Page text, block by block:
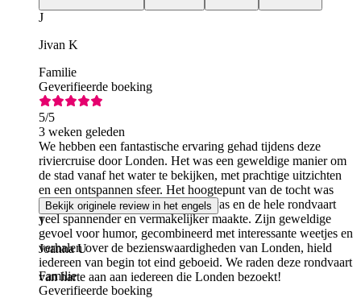
J
Jivan K
Familie
Geverifieerde boeking
5/5
3 weken geleden
We hebben een fantastische ervaring gehad tijdens deze
riviercruise door Londen. Het was een geweldige manier om
de stad vanaf het water te bekijken, met prachtige uitzichten
en een ontspannen sfeer. Het hoogtepunt van de tocht was
onze gids, die ontzettend grappig was en de hele rondvaart
veel spannender en vermakelijker maakte. Zijn geweldige
gevoel voor humor, gecombineerd met interessante weetjes en
verhalen over de bezienswaardigheden van Londen, hield
iedereen van begin tot eind geboeid. We raden deze rondvaart
van harte aan aan iedereen die Londen bezoekt!
Bekijk originele review in het engels
J
Joanna U
Familie
Geverifieerde boeking